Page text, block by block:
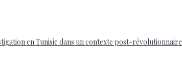
en Tunisie dans un contexte post-révolutionnaire